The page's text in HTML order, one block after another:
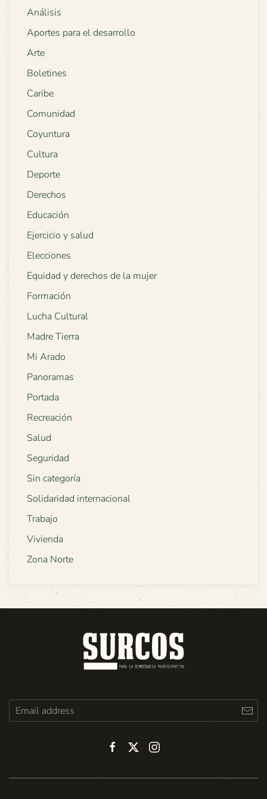
Análisis
Aportes para el desarrollo
Arte
Boletines
Caribe
Comunidad
Coyuntura
Cultura
Deporte
Derechos
Educación
Ejercicio y salud
Elecciones
Equidad y derechos de la mujer
Formación
Lucha Cultural
Madre Tierra
Mi Arado
Panoramas
Portada
Recreación
Salud
Seguridad
Sin categoría
Solidaridad internacional
Trabajo
Vivienda
Zona Norte